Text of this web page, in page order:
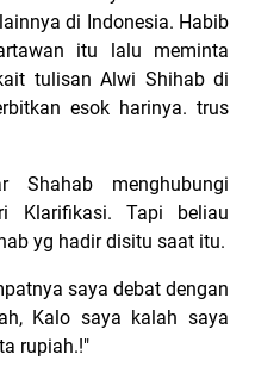
di Indonesia. Habib
itu lalu meminta
tulisan Alwi Shihab di
esok harinya. trus
Shahab menghubungi
Klarifikasi. Tapi beliau
yg hadir disitu saat itu.
saya debat dengan
Kalo saya kalah saya
rupiah.!"